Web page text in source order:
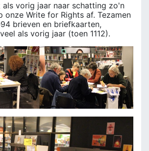
als vorig jaar naar schatting zo'n
onze Write for Rights af. Tezamen
brieven en briefkaarten,
als vorig jaar (toen 1112).